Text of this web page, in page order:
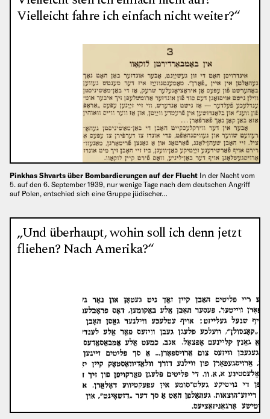
Vielleicht fahre ich einfach nicht weiter?“
Pinkhas Shvarts über Bombardierungen auf der Flucht In der Nacht vom
5. auf den 6. September 1939, nur wenige Tage nach dem deutschen Angriff
auf Polen, entschied sich eine Gruppe jüdischer…
„Und überhaupt, wohin soll ich denn jetzt
fliehen? Nach Amerika?“